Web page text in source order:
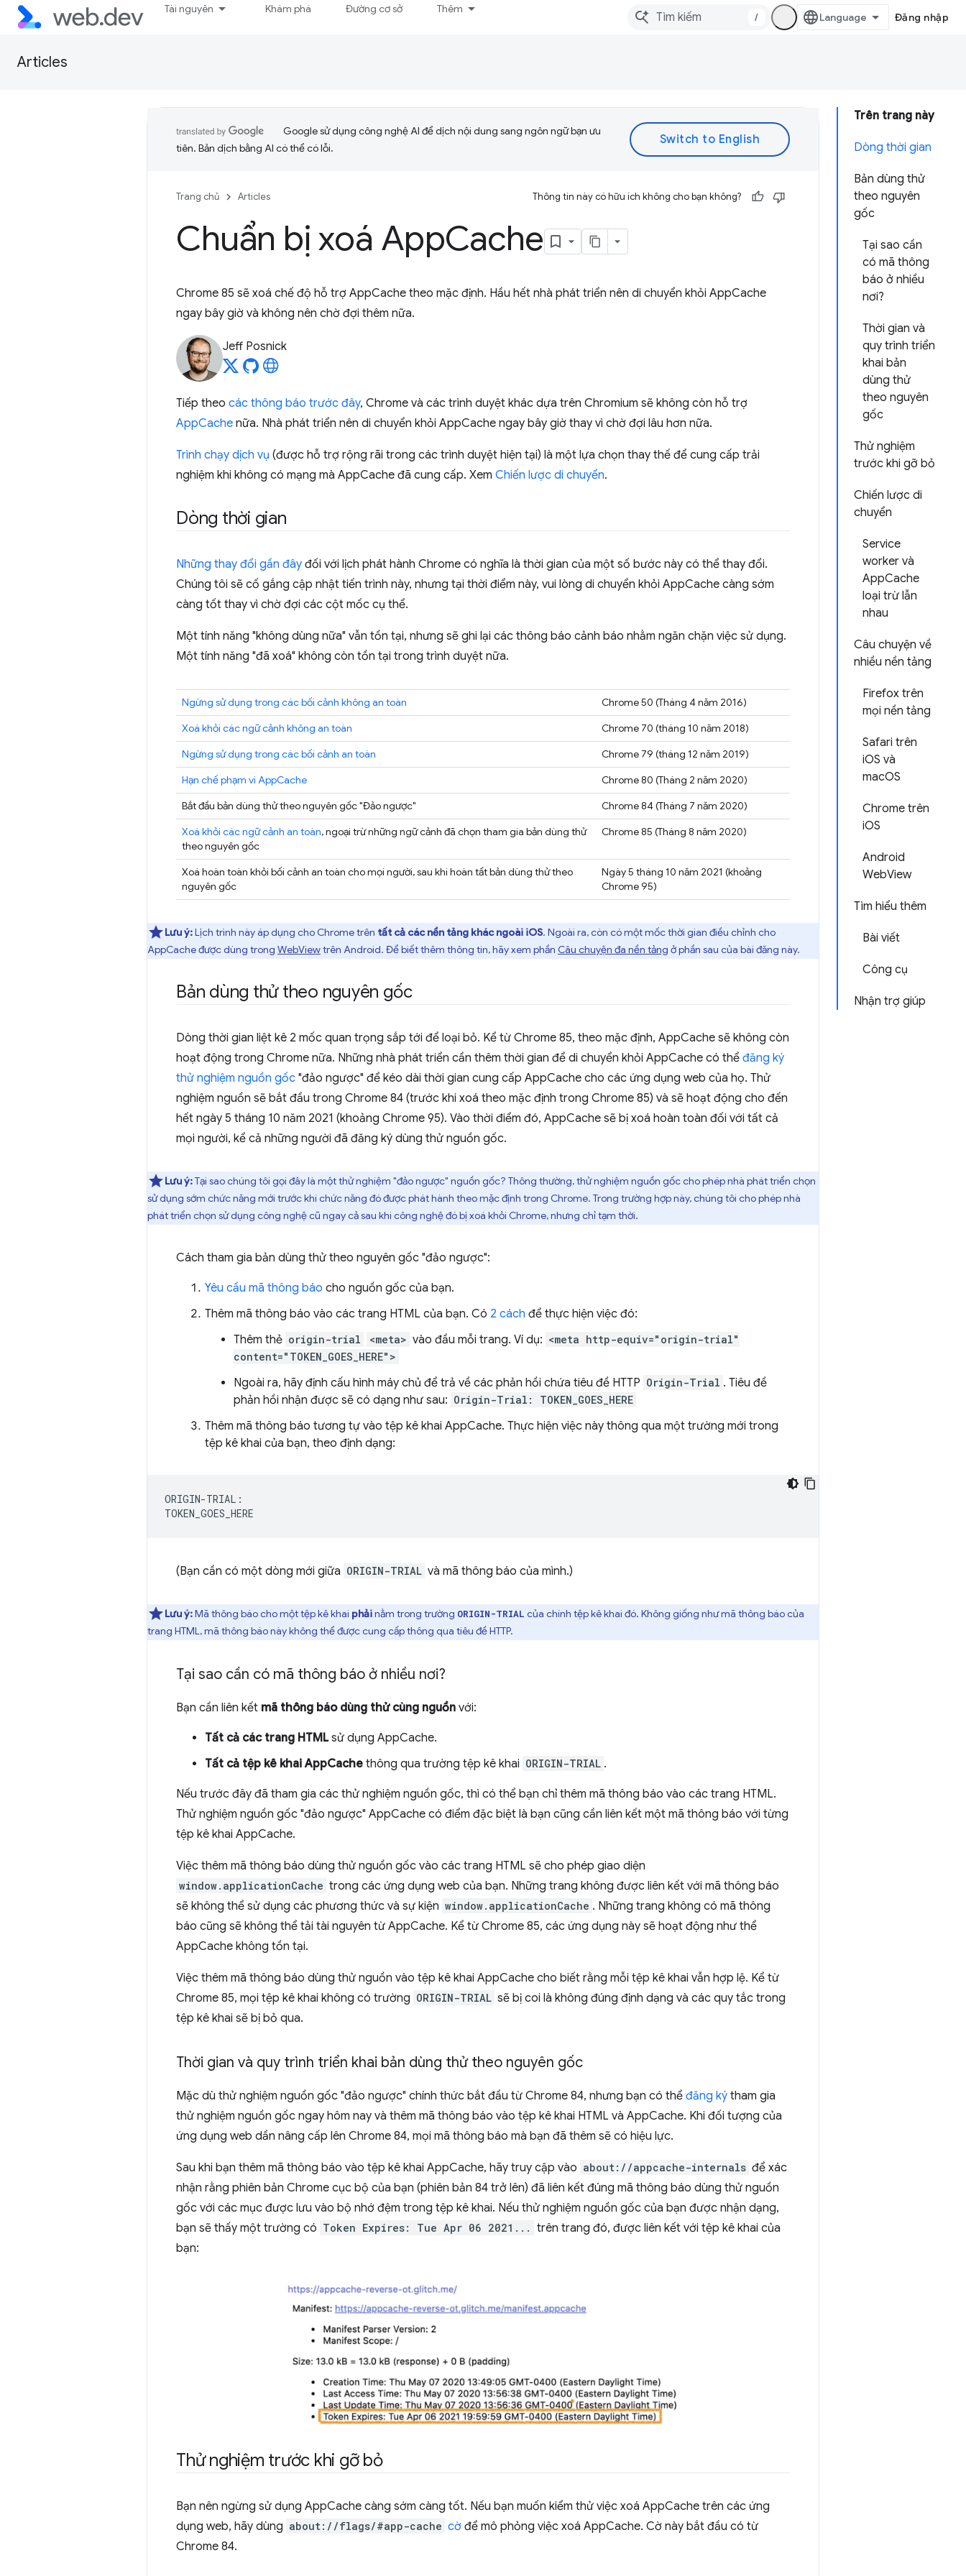
Tài nguyên Khám phá Đường cơ sở Thêm
/ Đăng nhập
Articles
Trên trang này
Dòng thời gian
Bản dùng thử
theo nguyên
gốc
Tại sao cần
có mã thông
báo ở nhiều
nơi?
Thời gian và
quy trình triển
khai bản
dùng thử
theo nguyên
gốc
Thử nghiệm
trước khi gỡ bỏ
Chiến lược di
chuyển
Service
worker và
AppCache
loại trừ lẫn
nhau
Câu chuyện về
nhiều nền tảng
Firefox trên
mọi nền tảng
Safari trên
iOS và
macOS
Chrome trên
iOS
Android
WebView
Tìm hiểu thêm
Bài viết
Công cụ
Nhận trợ giúp
Google sử dụng công nghệ AI để dịch nội dung sang ngôn ngữ bạn ưu
tiên. Bản dịch bằng AI có thể có lỗi.
Trang chủ Articles Thông tin này có hữu ích không cho bạn không?
Chuẩn bị xoá AppCache
Chrome 85 sẽ xoá chế độ hỗ trợ AppCache theo mặc định. Hầu hết nhà phát triển nên di chuyển khỏi AppCache
ngay bây giờ và không nên chờ đợi thêm nữa.
Jeff Posnick
Tiếp theo các thông báo trước đây, Chrome và các trình duyệt khác dựa trên Chromium sẽ không còn hỗ trợ
AppCache nữa. Nhà phát triển nên di chuyển khỏi AppCache ngay bây giờ thay vì chờ đợi lâu hơn nữa.
Trình chạy dịch vụ (được hỗ trợ rộng rãi trong các trình duyệt hiện tại) là một lựa chọn thay thế để cung cấp trải
nghiệm khi không có mạng mà AppCache đã cung cấp. Xem Chiến lược di chuyển.
Dòng thời gian
Những thay đổi gần đây đối với lịch phát hành Chrome có nghĩa là thời gian của một số bước này có thể thay đổi.
Chúng tôi sẽ cố gắng cập nhật tiến trình này, nhưng tại thời điểm này, vui lòng di chuyển khỏi AppCache càng sớm
càng tốt thay vì chờ đợi các cột mốc cụ thể.
Một tính năng "không dùng nữa" vẫn tồn tại, nhưng sẽ ghi lại các thông báo cảnh báo nhằm ngăn chặn việc sử dụng.
Một tính năng "đã xoá" không còn tồn tại trong trình duyệt nữa.
Ngừng sử dụng trong các bối cảnh không an toàn
Chrome 50 (Tháng 4 năm 2016)
Xoá khỏi các ngữ cảnh không an toàn
Chrome 70 (tháng 10 năm 2018)
Ngừng sử dụng trong các bối cảnh an toàn
Chrome 79 (tháng 12 năm 2019)
Hạn chế phạm vi AppCache
Chrome 80 (Tháng 2 năm 2020)
Bắt đầu bản dùng thử theo nguyên gốc "Đảo ngược"
Chrome 84 (Tháng 7 năm 2020)
Xoá khỏi các ngữ cảnh an toàn, ngoại trừ những ngữ cảnh đã chọn tham gia bản dùng thử
theo nguyên gốc
Chrome 85 (Tháng 8 năm 2020)
Xoá hoàn toàn khỏi bối cảnh an toàn cho mọi người, sau khi hoàn tất bản dùng thử theo
nguyên gốc
Ngày 5 tháng 10 năm 2021 (khoảng
Chrome 95)
Lưu ý:Lịch trình này áp dụng cho Chrome trên tất cả các nền tảng khác ngoài iOS. Ngoài ra, còn có một mốc thời gian điều chỉnh cho
AppCache được dùng trong WebViewtrên Android. Để biết thêm thông tin, hãy xem phần Câu chuyện đa nền tảng ở phần sau của bài đăng này.
Bản dùng thử theo nguyên gốc
Dòng thời gian liệt kê 2 mốc quan trọng sắp tới để loại bỏ. Kể từ Chrome 85, theo mặc định, AppCache sẽ không còn
hoạt động trong Chrome nữa. Những nhà phát triển cần thêm thời gian để di chuyển khỏi AppCache có thể đăng ký
thử nghiệm nguồn gốc "đảo ngược" để kéo dài thời gian cung cấp AppCache cho các ứng dụng web của họ. Thử
nghiệm nguồn sẽ bắt đầu trong Chrome 84 (trước khi xoá theo mặc định trong Chrome 85) và sẽ hoạt động cho đến
hết ngày 5 tháng 10 năm 2021 (khoảng Chrome 95). Vào thời điểm đó, AppCache sẽ bị xoá hoàn toàn đối với tất cả
mọi người, kể cả những người đã đăng ký dùng thử nguồn gốc.
Lưu ý:Tại sao chúng tôi gọi đây là một thử nghiệm "đảo ngược" nguồn gốc? Thông thường, thử nghiệm nguồn gốc cho phép nhà phát triển chọn
sử dụng sớm chức năng mới trước khi chức năng đó được phát hành theo mặc định trong Chrome. Trong trường hợp này, chúng tôi cho phép nhà
phát triển chọn sử dụng công nghệ cũ ngay cả sau khi công nghệ đó bị xoá khỏi Chrome, nhưng chỉ tạm thời.
Cách tham gia bản dùng thử theo nguyên gốc "đảo ngược":
Yêu cầu mã thông báo cho nguồn gốc của bạn.
Thêm mã thông báo vào các trang HTML của bạn. Có 2 cách để thực hiện việc đó:
Thêm thẻ origin-trial <meta> vào đầu mỗi trang. Ví dụ: <meta http-equiv="origin-trial"
content="TOKEN_GOES_HERE">
Ngoài ra, hãy định cấu hình máy chủ để trả về các phản hồi chứa tiêu đề HTTP Origin-Trial . Tiêu đề
phản hồi nhận được sẽ có dạng như sau: Origin-Trial: TOKEN_GOES_HERE
Thêm mã thông báo tương tự vào tệp kê khai AppCache. Thực hiện việc này thông qua một trường mới trong
tệp kê khai của bạn, theo định dạng:
ORIGIN-TRIAL:
(Bạn cần có một dòng mới giữa ORIGIN-TRIAL và mã thông báo của mình.)
Lưu ý:Mã thông báo cho một tệp kê khai phảinằm trong trường ORIGIN-TRIAL của chính tệp kê khai đó. Không giống như mã thông báo của
trang HTML, mã thông báo này không thể được cung cấp thông qua tiêu đề HTTP.
Tại sao cần có mã thông báo ở nhiều nơi?
Bạn cần liên kết mã thông báo dùng thử cùng nguồn với:
Tất cả các trang HTMLsử dụng AppCache.
Tất cả tệp kê khai AppCache thông qua trường tệp kê khai ORIGIN-TRIAL .
Nếu trước đây đã tham gia các thử nghiệm nguồn gốc, thì có thể bạn chỉ thêm mã thông báo vào các trang HTML.
Thử nghiệm nguồn gốc "đảo ngược" AppCache có điểm đặc biệt là bạn cũng cần liên kết một mã thông báo với từng
tệp kê khai AppCache.
Việc thêm mã thông báo dùng thử nguồn gốc vào các trang HTML sẽ cho phép giao diện
window.applicationCache trong các ứng dụng web của bạn. Những trang không được liên kết với mã thông báo
sẽ không thể sử dụng các phương thức và sự kiện window.applicationCache . Những trang không có mã thông
báo cũng sẽ không thể tải tài nguyên từ AppCache. Kể từ Chrome 85, các ứng dụng này sẽ hoạt động như thể
AppCache không tồn tại.
Việc thêm mã thông báo dùng thử nguồn vào tệp kê khai AppCache cho biết rằng mỗi tệp kê khai vẫn hợp lệ. Kể từ
Chrome 85, mọi tệp kê khai không có trường ORIGIN-TRIAL sẽ bị coi là không đúng định dạng và các quy tắc trong
tệp kê khai sẽ bị bỏ qua.
Thời gian và quy trình triển khai bản dùng thử theo nguyên gốc
Mặc dù thử nghiệm nguồn gốc "đảo ngược" chính thức bắt đầu từ Chrome 84, nhưng bạn có thể đăng ký tham gia
thử nghiệm nguồn gốc ngay hôm nay và thêm mã thông báo vào tệp kê khai HTML và AppCache. Khi đối tượng của
ứng dụng web dần nâng cấp lên Chrome 84, mọi mã thông báo mà bạn đã thêm sẽ có hiệu lực.
Sau khi bạn thêm mã thông báo vào tệp kê khai AppCache, hãy truy cập vào about://appcache-internals để xác
nhận rằng phiên bản Chrome cục bộ của bạn (phiên bản 84 trở lên) đã liên kết đúng mã thông báo dùng thử nguồn
gốc với các mục được lưu vào bộ nhớ đệm trong tệp kê khai. Nếu thử nghiệm nguồn gốc của bạn được nhận dạng,
bạn sẽ thấy một trường có Token Expires: Tue Apr 06 2021... trên trang đó, được liên kết với tệp kê khai của
bạn:
Thử nghiệm trước khi gỡ bỏ
Bạn nên ngừng sử dụng AppCache càng sớm càng tốt. Nếu bạn muốn kiểm thử việc xoá AppCache trên các ứng
dụng web, hãy dùng about://flags/#app-cache cờ để mô phỏng việc xoá AppCache. Cờ này bắt đầu có từ
Chrome 84.